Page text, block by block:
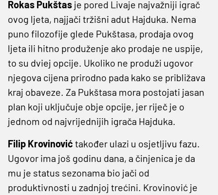
Rokas Pukštas je pored Livaje najvažniji igrač
ovog ljeta, najjači tržišni adut Hajduka. Nema
puno filozofije glede Pukštasa, prodaja ovog
ljeta ili hitno produženje ako prodaje ne uspije,
to su dviej opcije. Ukoliko ne produži ugovor
njegova cijena prirodno pada kako se približava
kraj obaveze. Za Pukštasa mora postojati jasan
plan koji uključuje obje opcije, jer riječ je o
jednom od najvrijednijih igrača Hajduka.
Filip Krovinović također ulazi u osjetljivu fazu.
Ugovor ima još godinu dana, a činjenica je da
mu je status sezonama bio jači od
produktivnosti u zadnjoj trećini. Krovinović je